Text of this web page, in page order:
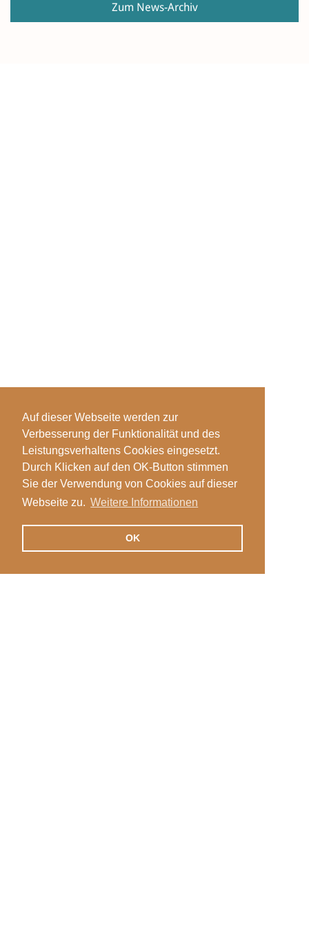
Auf dieser Webseite werden zur
Verbesserung der Funktionalität und des
Leistungsverhaltens Cookies eingesetzt.
Durch Klicken auf den OK-Button stimmen
Sie der Verwendung von Cookies auf dieser
Webseite zu. Weitere Informationen
OK
Zum News-Archiv